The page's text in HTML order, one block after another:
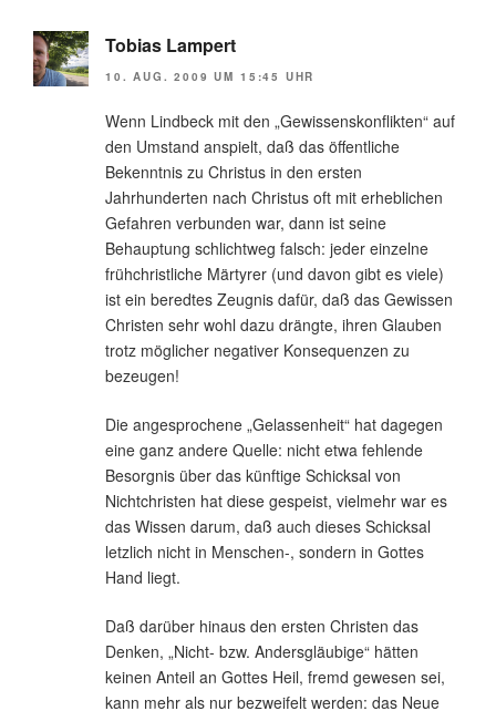
Tobias Lampert
10. AUG. 2009 UM 15:45 UHR
Wenn Lindbeck mit den „Gewissenskonflikten“ auf
den Umstand anspielt, daß das öffentliche
Bekenntnis zu Christus in den ersten
Jahrhunderten nach Christus oft mit erheblichen
Gefahren verbunden war, dann ist seine
Behauptung schlichtweg falsch: jeder einzelne
frühchristliche Märtyrer (und davon gibt es viele)
ist ein beredtes Zeugnis dafür, daß das Gewissen
Christen sehr wohl dazu drängte, ihren Glauben
trotz möglicher negativer Konsequenzen zu
bezeugen!
Die angesprochene „Gelassenheit“ hat dagegen
eine ganz andere Quelle: nicht etwa fehlende
Besorgnis über das künftige Schicksal von
Nichtchristen hat diese gespeist, vielmehr war es
das Wissen darum, daß auch dieses Schicksal
letzlich nicht in Menschen-, sondern in Gottes
Hand liegt.
Daß darüber hinaus den ersten Christen das
Denken, „Nicht- bzw. Andersgläubige“ hätten
keinen Anteil an Gottes Heil, fremd gewesen sei,
kann mehr als nur bezweifelt werden: das Neue